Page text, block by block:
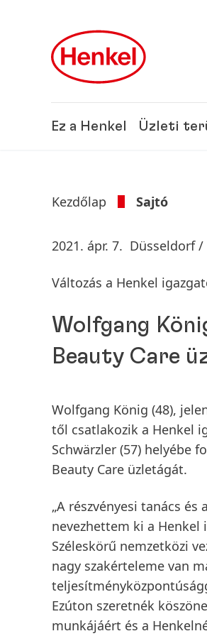
Ez a Henkel Üzleti
Kezdőlap Sajtó
2021. ápr. 7. Düsseldorf
Változás a Henkel
Wolfgang
Beauty Care
Wolfgang König (48),
től csatlakozik a Henkel
Schwärzler (57) helyébe
Beauty Care üzletágát.
„A részvényesi tanács
nevezhettem ki a Henkel
Széleskörű nemzetközi
nagy szakérteleme van
Ezúton szeretnék
munkájáért és a